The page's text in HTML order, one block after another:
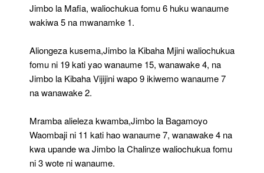
Jimbo la Mafia, waliochukua fomu 6 huku wanaume
wakiwa 5 na mwanamke 1.
Aliongeza kusema,Jimbo la Kibaha Mjini waliochukua
fomu ni 19 kati yao wanaume 15, wanawake 4, na
Jimbo la Kibaha Vijijini wapo 9 ikiwemo wanaume 7
na wanawake 2.
Mramba alieleza kwamba,Jimbo la Bagamoyo
Waombaji ni 11 kati hao wanaume 7, wanawake 4 na
kwa upande wa Jimbo la Chalinze waliochukua fomu
ni 3 wote ni wanaume.